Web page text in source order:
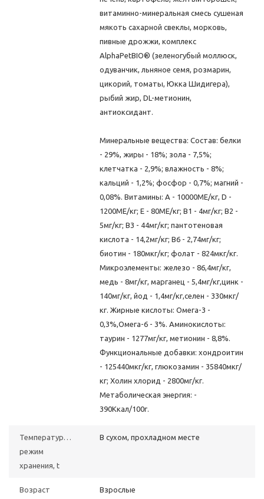
витаминно-минеральная смесь сушеная
мякоть сахарной свеклы, морковь,
пивные дрожжи, комплекс
AlphaPetBIO® (зеленогубый моллюск,
одуванчик, льняное семя, розмарин,
цикорий, томаты, Юкка Шидигера),
рыбий жир, DL-метионин,
антиоксидант.
Минеральные вещества: Состав: белки
- 29%, жиры - 18%; зола - 7,5%;
клетчатка - 2,9%; влажность - 8%;
кальций - 1,2%; фосфор - 0,7%; магний -
0,08%. Витамины: А - 10000МЕ/кг, D -
1200МЕ/кг; Е - 80МЕ/кг; В1 - 4мг/кг; В2 -
5мг/кг; В3 - 44мг/кг; пантотеновая
кислота - 14,2мг/кг; В6 - 2,74мг/кг;
биотин - 180мкг/кг; фолат - 824мкг/кг.
Микроэлементы: железо - 86,4мг/кг,
медь - 8мг/кг, марганец - 5,4мг/кг,цинк -
140мг/кг, йод - 1,4мг/кг,селен - 330мкг/
кг. Жирные кислоты: Омега-3 -
0,3%,Омега-6 - 3%. Аминокислоты:
таурин - 1277мг/кг, метионин - 8,8%.
Функциональные добавки: хондроитин
- 125440мкг/кг, глюкозамин - 35840мкг/
кг; Холин хлорид - 2800мг/кг.
Метаболическая энергия: -
390Ккал/100г.
Температурный
режим
хранения, t
В сухом, прохладном месте
Возраст
Взрослые